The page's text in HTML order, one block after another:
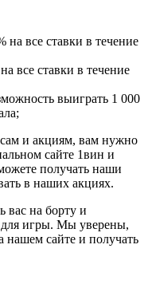
все ставки в течение
все ставки в течение
выиграть 1 000
и акциям, вам нужно
сайте 1вин и
получать наши
в наших акциях.
вас на борту и
для игры. Мы уверены,
нашем сайте и получать